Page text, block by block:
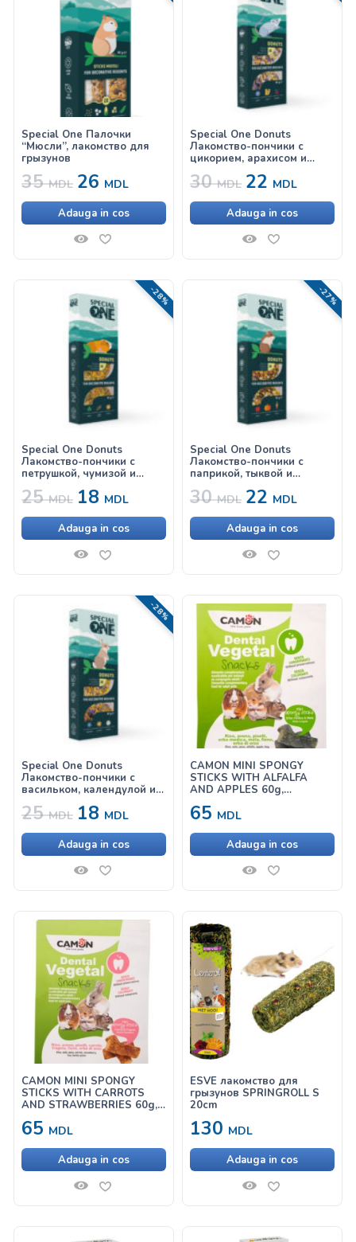
Special One Палочки
“Мюсли”, лакомство для
грызунов
35MDL 26 MDL
Adauga in cos
Special One Donuts
Лакомство-пончики с
цикорием, арахисом и
30MDL 22 MDL
Adauga in cos
-28%
Special One Donuts
Лакомство-пончики с
петрушкой, чумизой и
25MDL 18 MDL
Adauga in cos
-27%
Special One Donuts
Лакомство-пончики с
паприкой, тыквой и
30MDL 22 MDL
Adauga in cos
-28%
Special One Donuts
Лакомство-пончики с
васильком, календулой и
25MDL 18 MDL
Adauga in cos
CAMON MINI SPONGY
STICKS WITH ALFALFA
AND APPLES 60g,
люцерной и яблоком
65 MDL
Adauga in cos
CAMON MINI SPONGY
STICKS WITH CARROTS
AND STRAWBERRIES 60g,
морковью и клубникой
65 MDL
Adauga in cos
ESVE лакомство для
грызунов SPRINGROLL S
20cm
130 MDL
Adauga in cos